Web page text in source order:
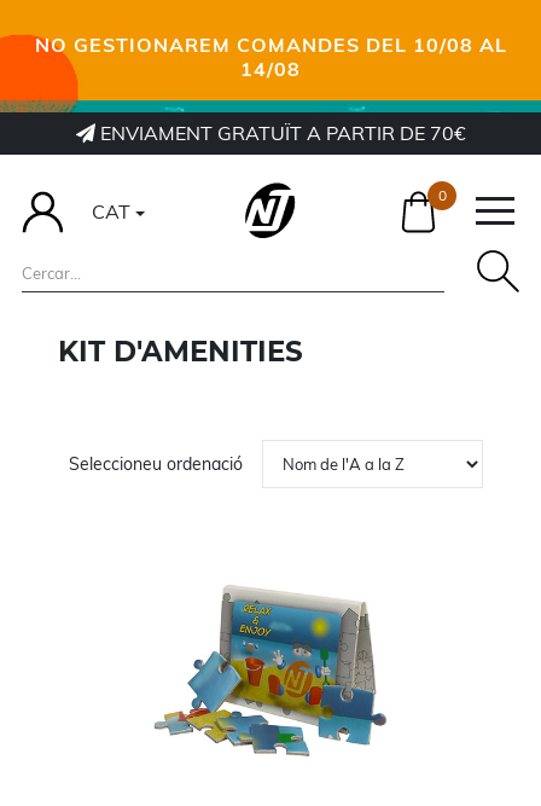
NO GESTIONAREM COMANDES DEL 10/08 AL
14/08
ENVIAMENT GRATUÏT A PARTIR DE 70€
CAT
0
KIT D'AMENITIES
Seleccioneu ordenació